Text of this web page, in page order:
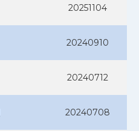
20251104
20240910
20240712
20240708